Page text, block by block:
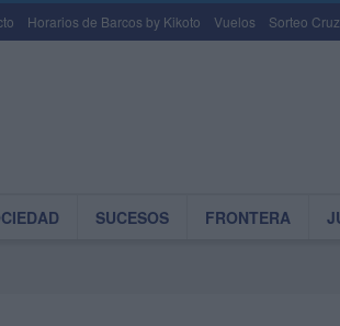
Horarios de Barcos by Kikoto Vuelos Sorteo
SUCESOS FRONTERA